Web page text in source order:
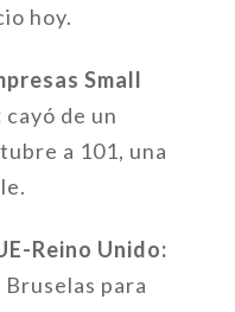
hoy.
Small
cayó de un
a 101, una
Reino Unido:
para